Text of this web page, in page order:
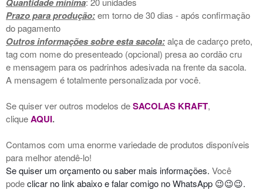
Prazo para produção:em torno de 30 dias - após confirmação
do pagamento
Outros informações sobre esta sacola:alça de cadarço preto,
tag com nome do presenteado (opcional) presa ao cordão cru
e mensagem para os padrinhos adesivada na frente da sacola.
A mensagem é totalmente personalizada por você.
Se quiser ver outros modelos deSACOLAS KRAFT,
cliqueAQUI.
Contamos com uma enorme variedade de produtos disponíveis
para melhor atendê-lo!
Se quiser um orçamento ou saber mais informações. Você
podeclicar no link abaixoe falar comigo no WhatsApp 😉😉😉.